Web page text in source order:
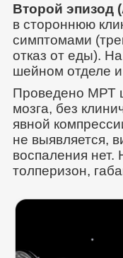
Второй эпизод
в стороннюю
симптомами
отказ от еды).
шейном отделе
Проведено МРТ
мозга, без
явной
не выявляется,
воспаления нет.
толперизон,